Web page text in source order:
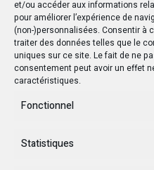
et/ou accéder aux informations
pour améliorer l’expérience de
(non-)personnalisées. Consentir à
traiter des données telles que le
uniques sur ce site. Le fait de ne
consentement peut avoir un effet
caractéristiques.
Fonctionnel
Statistiques